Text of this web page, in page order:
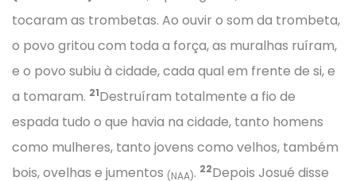
tocaram as trombetas. Ao ouvir o som da trombeta,
o povo gritou com toda a força, as muralhas ruíram,
e o povo subiu à cidade, cada qual em frente de si, e
a tomaram. 21Destruíram totalmente a fio de
espada tudo o que havia na cidade, tanto homens
como mulheres, tanto jovens como velhos, também
bois, ovelhas e jumentos (NAA). 22Depois Josué disse